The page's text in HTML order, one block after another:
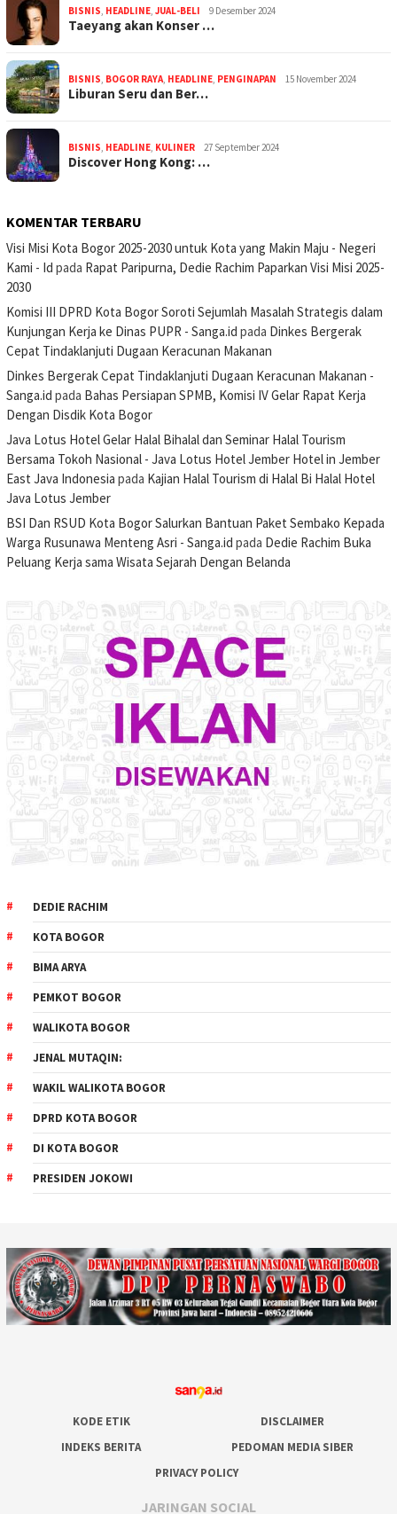
BISNIS, HEADLINE, JUAL-BELI 9 Desember 2024
Taeyang akan Konser …
BISNIS, BOGOR RAYA, HEADLINE, PENGINAPAN 15 November 2024
Liburan Seru dan Ber…
BISNIS, HEADLINE, KULINER 27 September 2024
Discover Hong Kong: …
KOMENTAR TERBARU
Visi Misi Kota Bogor 2025-2030 untuk Kota yang Makin Maju - Negeri
Kami - Id pada Rapat Paripurna, Dedie Rachim Paparkan Visi Misi 2025-
2030
Komisi III DPRD Kota Bogor Soroti Sejumlah Masalah Strategis dalam
Kunjungan Kerja ke Dinas PUPR - Sanga.id pada Dinkes Bergerak
Cepat Tindaklanjuti Dugaan Keracunan Makanan
Dinkes Bergerak Cepat Tindaklanjuti Dugaan Keracunan Makanan -
Sanga.id pada Bahas Persiapan SPMB, Komisi IV Gelar Rapat Kerja
Dengan Disdik Kota Bogor
Java Lotus Hotel Gelar Halal Bihalal dan Seminar Halal Tourism
Bersama Tokoh Nasional - Java Lotus Hotel Jember Hotel in Jember
East Java Indonesia pada Kajian Halal Tourism di Halal Bi Halal Hotel
Java Lotus Jember
BSI Dan RSUD Kota Bogor Salurkan Bantuan Paket Sembako Kepada
Warga Rusunawa Menteng Asri - Sanga.id pada Dedie Rachim Buka
Peluang Kerja sama Wisata Sejarah Dengan Belanda
DEDIE RACHIM
KOTA BOGOR
BIMA ARYA
PEMKOT BOGOR
WALIKOTA BOGOR
JENAL MUTAQIN:
WAKIL WALIKOTA BOGOR
DPRD KOTA BOGOR
DI KOTA BOGOR
PRESIDEN JOKOWI
KODE ETIK
DISCLAIMER
INDEKS BERITA
PEDOMAN MEDIA SIBER
PRIVACY POLICY
JARINGAN SOCIAL